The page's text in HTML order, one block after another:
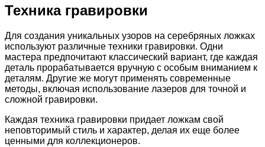
Техника гравировки
Для создания уникальных узоров на серебряных ложках
используют различные техники гравировки. Одни
мастера предпочитают классический вариант, где каждая
деталь прорабатывается вручную с особым вниманием к
деталям. Другие же могут применять современные
методы, включая использование лазеров для точной и
сложной гравировки.
Каждая техника гравировки придает ложкам свой
неповторимый стиль и характер, делая их еще более
ценными для коллекционеров.